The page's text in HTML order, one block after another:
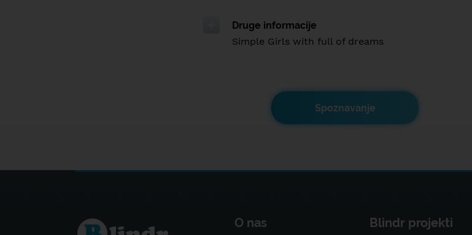
Druge informacije
Simple Girls with full of dreams
Spoznavanje
O nas Blindr projekti